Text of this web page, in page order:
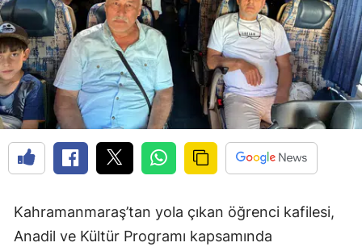
Kahramanmaraş’tan yola çıkan öğrenci kafilesi,
Anadil ve Kültür Programı kapsamında